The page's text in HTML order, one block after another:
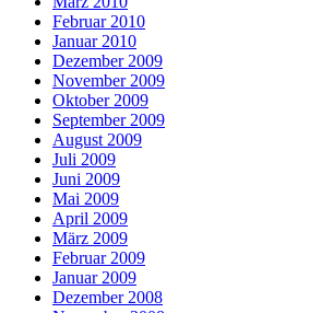
Februar 2010
Januar 2010
Dezember 2009
November 2009
Oktober 2009
September 2009
August 2009
Juli 2009
Juni 2009
Mai 2009
April 2009
März 2009
Februar 2009
Januar 2009
Dezember 2008